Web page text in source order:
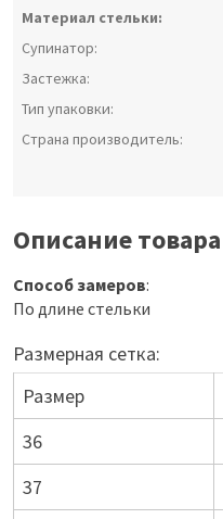
Материал стельки:
Супинатор:
Застежка:
Тип упаковки:
Страна производитель:
Описание товара
Способ замеров:
По длине стельки
Размерная сетка:
Размер
36
37